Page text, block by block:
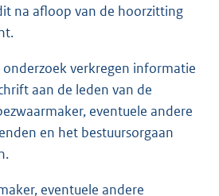
na afloop van de hoorzitting
onderzoek verkregen informatie
aan de leden van de
eventuele andere
en het bestuursorgaan
eventuele andere